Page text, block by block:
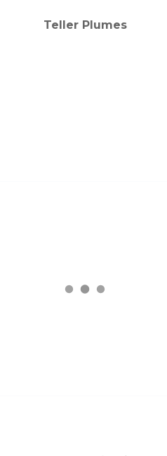
Teller Plumes